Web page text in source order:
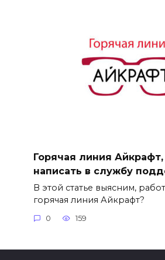
Горячая линия Айкрафт,
написать в службу
В этой статье выясним,
горячая линия Айкрафт?
0 159